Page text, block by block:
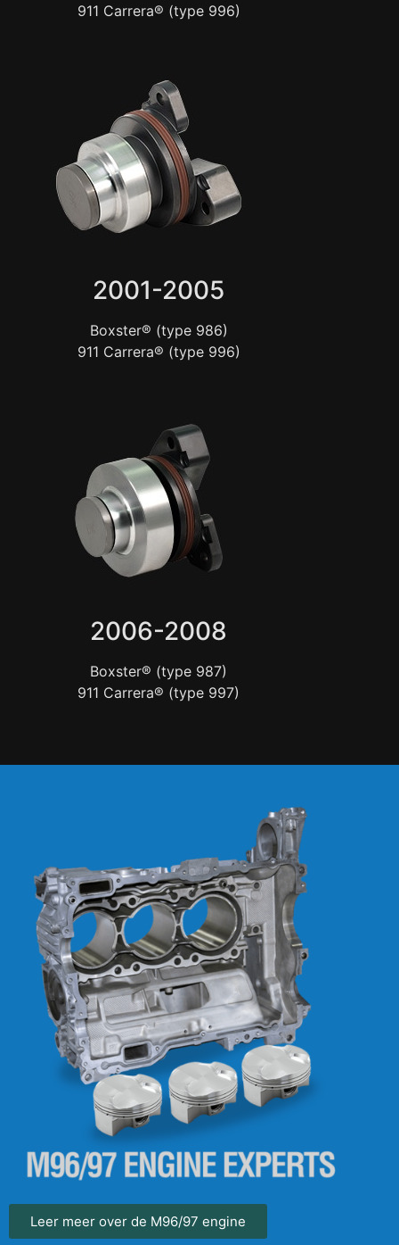
911 Carrera® (type 996)
2001-2005
Boxster® (type 986)
911 Carrera® (type 996)
2006-2008
Boxster® (type 987)
911 Carrera® (type 997)
Leer meer over de M96/97 engine